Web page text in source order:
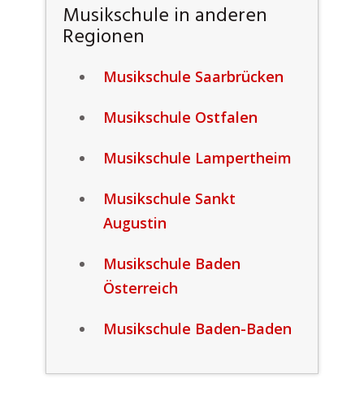
Musikschule in anderen
Regionen
Musikschule Saarbrücken
Musikschule Ostfalen
Musikschule Lampertheim
Musikschule Sankt
Augustin
Musikschule Baden
Österreich
Musikschule Baden-Baden